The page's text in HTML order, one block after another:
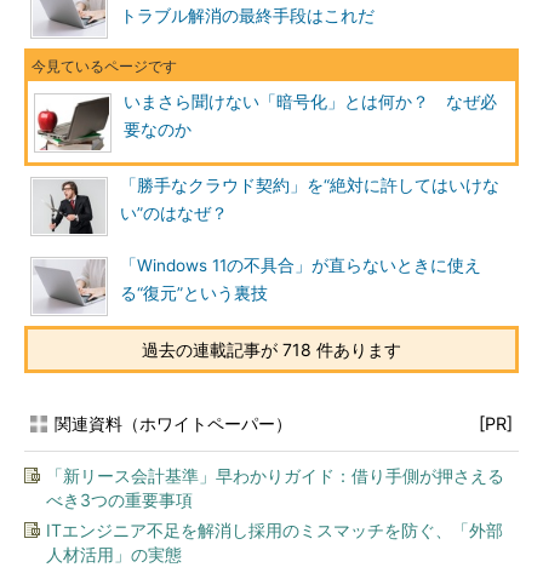
トラブル解消の最終手段はこれだ
いまさら聞けない「暗号化」とは何か？ なぜ必
要なのか
「勝手なクラウド契約」を“絶対に許してはいけな
い”のはなぜ？
「Windows 11の不具合」が直らないときに使え
る“復元”という裏技
過去の連載記事が 718 件あります
関連資料（ホワイトペーパー） [PR]
「新リース会計基準」早わかりガイド：借り手側が押さえる
べき3つの重要事項
ITエンジニア不足を解消し採用のミスマッチを防ぐ、「外部
人材活用」の実態